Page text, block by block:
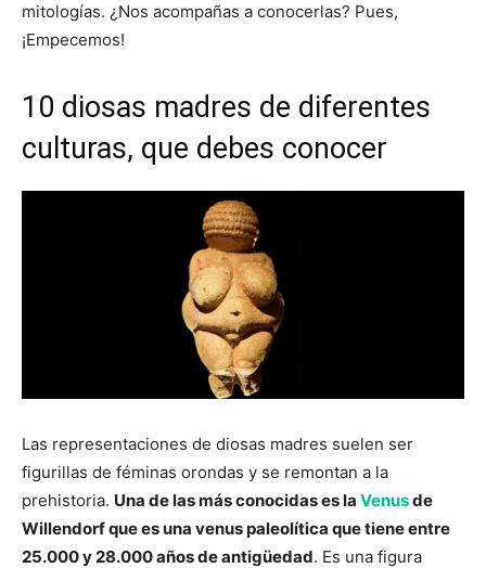
mitologías. ¿Nos acompañas a conocerlas? Pues,
¡Empecemos!
10 diosas madres de diferentes
culturas, que debes conocer
Las representaciones de diosas madres suelen ser
figurillas de féminas orondas y se remontan a la
prehistoria. Una de las más conocidas es la Venusde
Willendorf que es una venus paleolítica que tiene entre
25.000 y 28.000 años de antigüedad. Es una figura